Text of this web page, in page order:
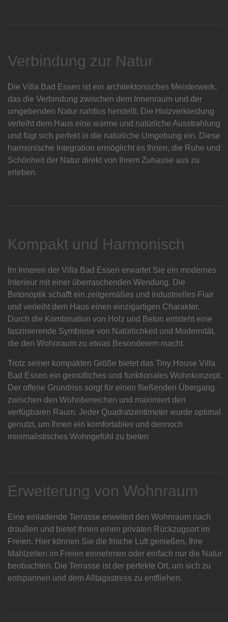
Verbindung zur Natur
Die Villa Bad Essen ist ein architektonisches Meisterwerk,
das die Verbindung zwischen dem Innenraum und der
umgebenden Natur nahtlos herstellt. Die Holzverkleidung
verleiht dem Haus eine warme und natürliche Ausstrahlung
und fügt sich perfekt in die natürliche Umgebung ein. Diese
harmonische Integration ermöglicht es Ihnen, die Ruhe und
Schönheit der Natur direkt von Ihrem Zuhause aus zu
erleben.
Kompakt und Harmonisch
Im Inneren der Villa Bad Essen erwartet Sie ein modernes
Interieur mit einer überraschenden Wendung. Die
Betonoptik schafft ein zeitgemäßes und industrielles Flair
und verleiht dem Haus einen einzigartigen Charakter.
Durch die Kombination von Holz und Beton entsteht eine
faszinierende Symbiose von Natürlichkeit und Modernität,
die den Wohnraum zu etwas Besonderem macht.
Trotz seiner kompakten Größe bietet das Tiny House Villa
Bad Essen ein gemütliches und funktionales Wohnkonzept.
Der offene Grundriss sorgt für einen fließenden Übergang
zwischen den Wohnbereichen und maximiert den
verfügbaren Raum. Jeder Quadratzentimeter wurde optimal
genutzt, um Ihnen ein komfortables und dennoch
minimalistisches Wohngefühl zu bieten
Erweiterung von Wohnraum
Eine einladende Terrasse erweitert den Wohnraum nach
draußen und bietet Ihnen einen privaten Rückzugsort im
Freien. Hier können Sie die frische Luft genießen, Ihre
Mahlzeiten im Freien einnehmen oder einfach nur die Natur
beobachten. Die Terrasse ist der perfekte Ort, um sich zu
entspannen und dem Alltagsstress zu entfliehen.